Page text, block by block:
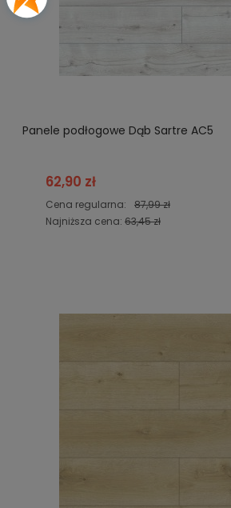
Panele podłogowe Dąb Sartre AC5
62,90 zł
Cena regularna:
87,99 zł
Najniższa cena: 63,45 zł